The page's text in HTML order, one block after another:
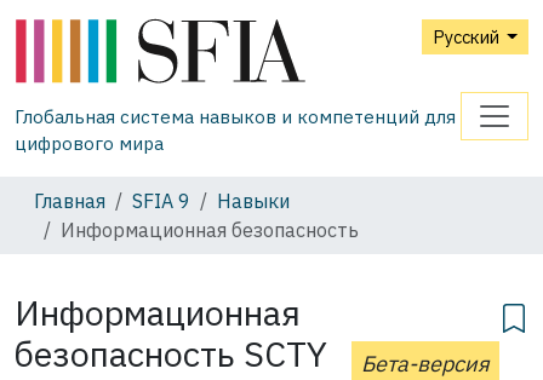
Русский
Глобальная система навыков и компетенций для
цифрового мира
Главная SFIA 9
Навыки
Информационная безопасность
Информационная
безопасность SCTY Бета-версия